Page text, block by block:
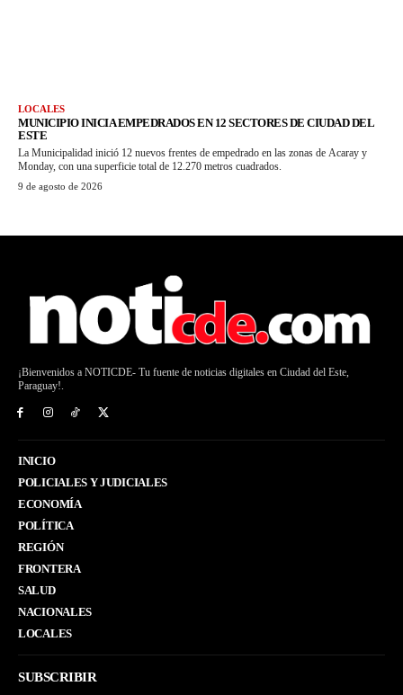
LOCALES
MUNICIPIO INICIA EMPEDRADOS EN 12 SECTORES DE CIUDAD DEL
ESTE
La Municipalidad inició 12 nuevos frentes de empedrado en las zonas de Acaray y
Monday, con una superficie total de 12.270 metros cuadrados.
9 de agosto de 2026
¡Bienvenidos a NOTICDE- Tu fuente de noticias digitales en Ciudad del Este,
Paraguay!.
INICIO
POLICIALES Y JUDICIALES
ECONOMÍA
POLÍTICA
REGIÓN
FRONTERA
SALUD
NACIONALES
LOCALES
SUBSCRIBIR